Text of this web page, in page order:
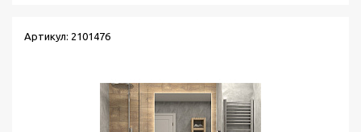
Артикул: 2101476